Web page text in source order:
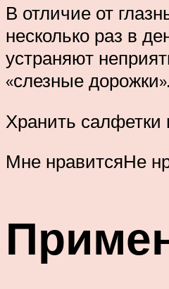
В отличие от
несколько раз в
устраняют
«слезные дорожки».
Хранить салфетки
Мне нравитсяНе